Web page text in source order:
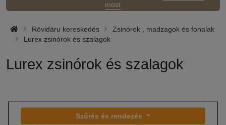
most
Rövidáru kereskedés
Zsinórok , madzagok és fonalak
Lurex zsinórok és szalagok
Lurex zsinórok és szalagok
Szűrés és rendezés